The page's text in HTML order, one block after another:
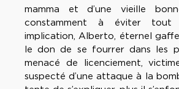
mamma et d’une vieille
constamment à éviter tout
implication, Alberto, éternel
le don de se fourrer dans les
menacé de licenciement,
suspecté d’une attaque à la